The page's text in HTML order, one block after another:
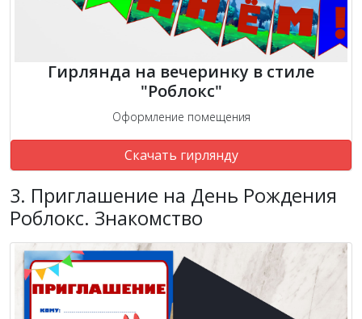
Гирлянда на вечеринку в стиле
"Роблокс"
Оформление помещения
Скачать гирлянду
3. Приглашение на День Рождения
Роблокс. Знакомство